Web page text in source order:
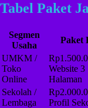
Tabel Paket
Segmen
Usaha
Paket
UMKM /
Toko
Online
Website 3
Halaman
Sekolah /
Lembaga
Profil